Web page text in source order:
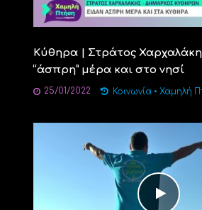
Κύθηρα | Στράτος
“άσπρη” μέρα και στο νησί
25/01/2022 Κοινωνία • Χαμηλή